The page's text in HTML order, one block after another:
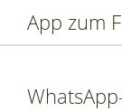
App zum